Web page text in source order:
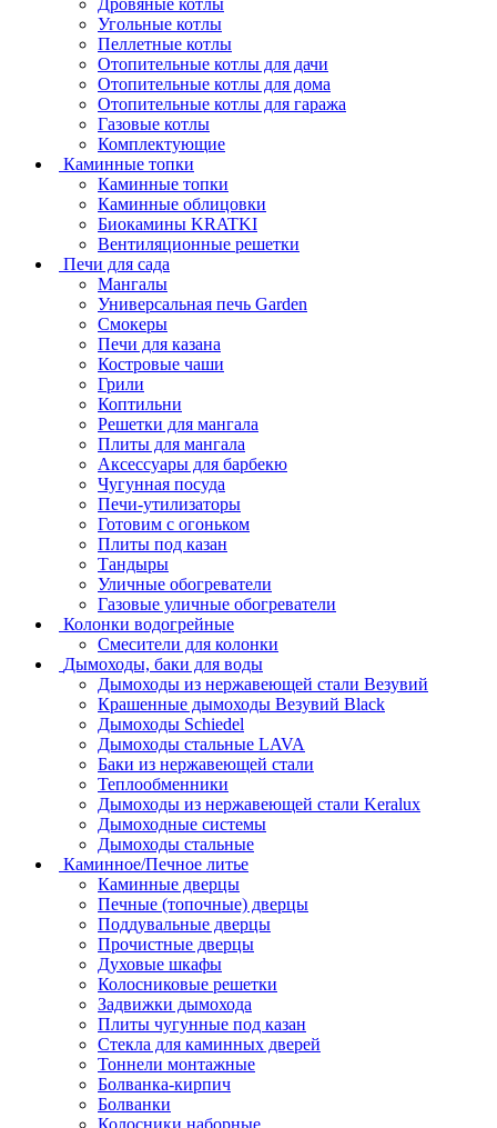
Угольные котлы
Пеллетные котлы
Отопительные котлы для дачи
Отопительные котлы для дома
Отопительные котлы для гаража
Газовые котлы
Комплектующие
Каминные топки
Каминные топки
Каминные облицовки
Биокамины KRATKI
Вентиляционные решетки
Печи для сада
Мангалы
Универсальная печь Garden
Смокеры
Печи для казана
Костровые чаши
Грили
Коптильни
Решетки для мангала
Плиты для мангала
Аксессуары для барбекю
Чугунная посуда
Печи-утилизаторы
Готовим с огоньком
Плиты под казан
Тандыры
Уличные обогреватели
Газовые уличные обогреватели
Колонки водогрейные
Смесители для колонки
Дымоходы, баки для воды
Дымоходы из нержавеющей стали Везувий
Крашенные дымоходы Везувий Black
Дымоходы Schiedel
Дымоходы стальные LAVA
Баки из нержавеющей стали
Теплообменники
Дымоходы из нержавеющей стали Keralux
Дымоходные системы
Дымоходы стальные
Каминное/Печное литье
Каминные дверцы
Печные (топочные) дверцы
Поддувальные дверцы
Прочистные дверцы
Духовые шкафы
Колосниковые решетки
Задвижки дымохода
Плиты чугунные под казан
Стекла для каминных дверей
Тоннели монтажные
Болванка-кирпич
Болванки
Колосники наборные